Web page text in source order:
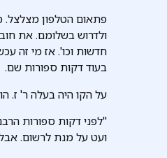
פתאום הטלפון מצלצל.
ולדרוש בשלומם. את
חדשות וכו'. אז מי זה
בעוד דקות ספורות שם.
על הקו היה בעלה ר' ז.
"לפני דקות ספורות
ועט על מנת לרשום.